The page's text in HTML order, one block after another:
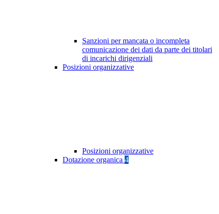
Sanzioni per mancata o incompleta
comunicazione dei dati da parte dei titolari
di incarichi dirigenziali
Posizioni organizzative
Posizioni organizzative
Dotazione organica 4